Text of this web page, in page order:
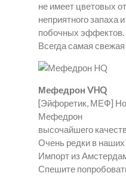
не имеет цветовых
неприятного запаха
побочных эффектов.
Всегда самая
Мефедрон VHQ
[Эйфоретик, МЕФ]
Мефедрон
высочайшего
Очень редки в
Импорт из
Спешите